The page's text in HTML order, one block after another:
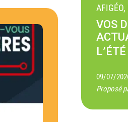
VOS
09/07/
Proposé